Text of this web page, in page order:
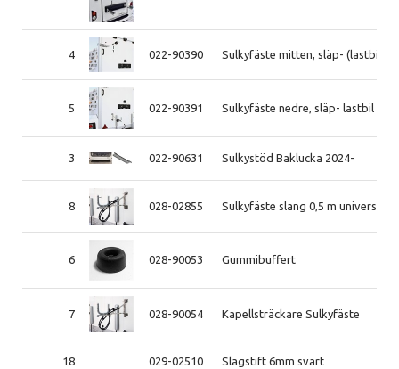
4 022-90390 Sulkyfäste mitten, släp- (lastbil
5 022-90391 Sulkyfäste nedre, släp- lastbil
3 022-90631 Sulkystöd Baklucka 2024-
8 028-02855 Sulkyfäste slang 0,5 m universal
6 028-90053 Gummibuffert
7 028-90054 Kapellsträckare Sulkyfäste
18 029-02510 Slagstift 6mm svart